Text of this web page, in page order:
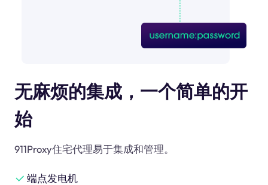
无麻烦的集成，一个简单的开
始
911Proxy住宅代理易于集成和管理。
端点发电机